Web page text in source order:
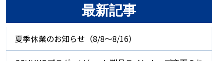
最新記事
夏季休業のお知らせ（8/8～8/16）